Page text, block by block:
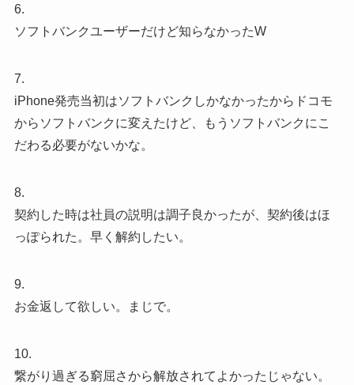
6.
ソフトバンクユーザーだけど知らなかったW
7.
iPhone発売当初はソフトバンクしかなかったからドコモ
からソフトバンクに変えたけど、もうソフトバンクにこ
だわる必要がないかな。
8.
契約した時は社員の説明は調子良かったが、契約後はほ
っぽられた。早く解約したい。
9.
お金返して欲しい。まじで。
10.
繋がり過ぎる窮屈さから解放されてよかったじゃない。